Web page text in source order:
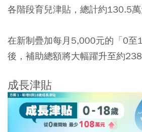
各階段育兒津貼，總計約130.5萬
在新制疊加每月5,000元的「0至
後，補助總額將大幅躍升至約
成長津貼